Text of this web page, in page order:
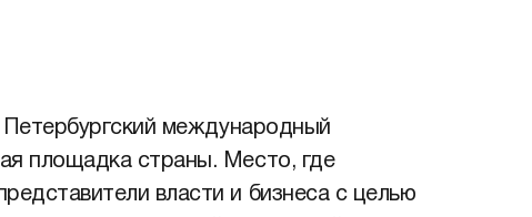
Петербургский международный
площадка страны. Место, где
власти и бизнеса с целью